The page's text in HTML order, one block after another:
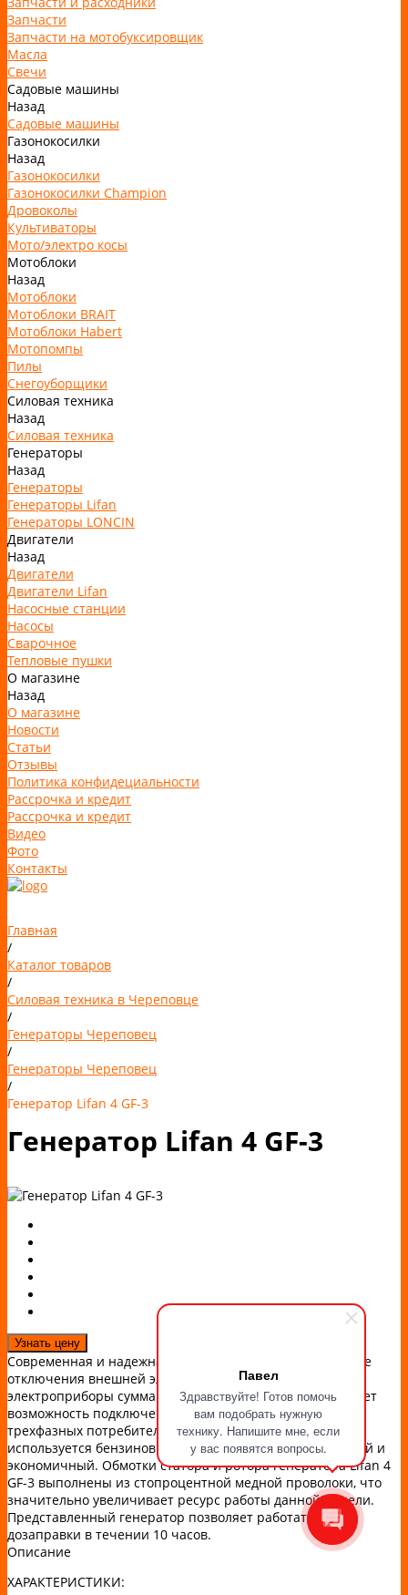
Павел
Здравствуйте! Готов помочь
вам подобрать нужную
технику. Напишите мне, если
у вас появятся вопросы.
Запчасти
Запчасти на мотобуксировщик
Масла
Свечи
Садовые машины
Назад
Садовые машины
Газонокосилки
Назад
Газонокосилки
Газонокосилки Champion
Дровоколы
Культиваторы
Мото/электро косы
Мотоблоки
Назад
Мотоблоки
Мотоблоки BRAIT
Мотоблоки Habert
Мотопомпы
Пилы
Снегоуборщики
Силовая техника
Назад
Силовая техника
Генераторы
Назад
Генераторы
Генераторы Lifan
Генераторы LONCIN
Двигатели
Назад
Двигатели
Двигатели Lifan
Насосные станции
Насосы
Сварочное
Тепловые пушки
О магазине
Назад
О магазине
Новости
Статьи
Отзывы
Политика конфидециальности
Рассрочка и кредит
Рассрочка и кредит
Видео
Фото
Контакты
Главная
/
Каталог товаров
/
Силовая техника в Череповце
/
Генераторы Череповец
/
Генераторы Череповец
/
Генератор Lifan 4 GF-3
Генератор Lifan 4 GF-3
Узнать цену
Современная и надежная модель, позволяющая в случае
отключения внешней электросети запитать Ваши
электроприборы суммарной мощностью до 4.5 кВт. Имеет
возможность подключения, как однофазных, так и
трехфазных потребителей. В основе генератора
используется бензиновый двигатель Lifan 182F - мощный и
экономичный. Обмотки статора и ротора генератора Lifan 4
GF-3 выполнены из стопроцентной медной проволоки, что
значительно увеличивает ресурс работы данной модели.
Представленный генератор позволяет работать без
дозаправки в течении 10 часов.
Описание
ХАРАКТЕРИСТИКИ: